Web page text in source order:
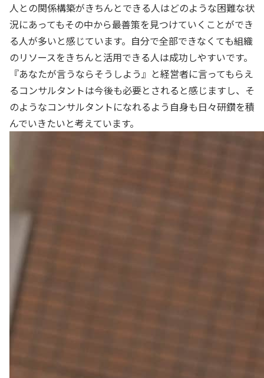
人との関係構築がきちんとできる人はどのような困難な状
況にあってもその中から最善策を見つけていくことができ
る人が多いと感じています。自分で全部できなくても組織
のリソースをきちんと活用できる人は成功しやすいです。
『あなたが言うならそうしよう』と経営者に言ってもらえ
るコンサルタントは今後も必要とされると感じますし、そ
のようなコンサルタントになれるよう自身も日々研鑽を積
んでいきたいと考えています。